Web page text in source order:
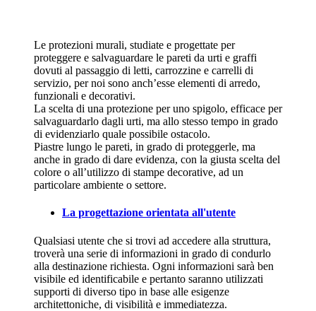
Le protezioni murali, studiate e progettate per
proteggere e salvaguardare le pareti da urti e graffi
dovuti al passaggio di letti, carrozzine e carrelli di
servizio, per noi sono anch’esse elementi di arredo,
funzionali e decorativi.
La scelta di una protezione per uno spigolo, efficace per
salvaguardarlo dagli urti, ma allo stesso tempo in grado
di evidenziarlo quale possibile ostacolo.
Piastre lungo le pareti, in grado di proteggerle, ma
anche in grado di dare evidenza, con la giusta scelta del
colore o all’utilizzo di stampe decorative, ad un
particolare ambiente o settore.
La progettazione orientata all'utente
Qualsiasi utente che si trovi ad accedere alla struttura,
troverà una serie di informazioni in grado di condurlo
alla destinazione richiesta. Ogni informazioni sarà ben
visibile ed identificabile e pertanto saranno utilizzati
supporti di diverso tipo in base alle esigenze
architettoniche, di visibilità e immediatezza.